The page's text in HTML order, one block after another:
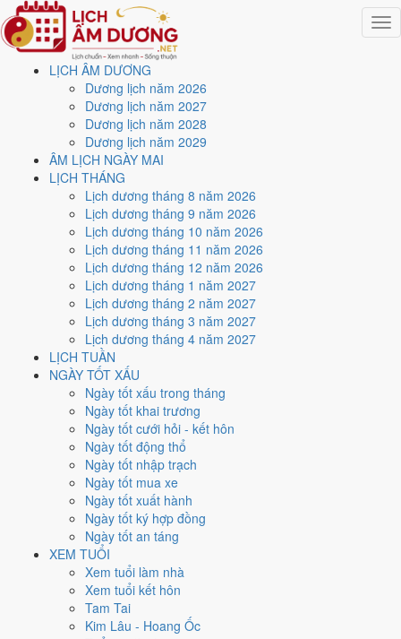
LỊCH ÂM DƯƠNG
Dương lịch năm 2026
Dương lịch năm 2027
Dương lịch năm 2028
Dương lịch năm 2029
ÂM LỊCH NGÀY MAI
LỊCH THÁNG
Lịch dương tháng 8 năm 2026
Lịch dương tháng 9 năm 2026
Lịch dương tháng 10 năm 2026
Lịch dương tháng 11 năm 2026
Lịch dương tháng 12 năm 2026
Lịch dương tháng 1 năm 2027
Lịch dương tháng 2 năm 2027
Lịch dương tháng 3 năm 2027
Lịch dương tháng 4 năm 2027
LỊCH TUẦN
NGÀY TỐT XẤU
Ngày tốt xấu trong tháng
Ngày tốt khai trương
Ngày tốt cưới hỏi - kết hôn
Ngày tốt động thổ
Ngày tốt nhập trạch
Ngày tốt mua xe
Ngày tốt xuất hành
Ngày tốt ký hợp đồng
Ngày tốt an táng
XEM TUỔI
Xem tuổi làm nhà
Xem tuổi kết hôn
Tam Tai
Kim Lâu - Hoang Ốc
Trang chủ
Lịch năm 2024
Tháng 11/2024
Ngày 1/11/2024 (Kỷ Tỵ)
Xem ngày1/11/2024
lịch - Ngày 1/10 âm lịch (Kỷ
Tỵ) tốt hay xấu?
Ngày 1/11/2024 dương lịch (Thứ Sáu) là ngày 1/10/2024 âm lịch
Kỷ Tỵ- Chi sinh Can, Trực Phá, Sao Lâu, nạp âm Đại Lâm
Mộc. Tổng hòa, đây làNgày Đại Hungvới điểm trung bình
các việc quan trọng. Giờ Hoàng Đạo trong ngày:
Mùi, Tuất, Hợi.
Ngày Dương
Tháng 11 năm 2024
Tháng 10 âm năm 2024
Tiết Sương Giáng
Giáp Tý